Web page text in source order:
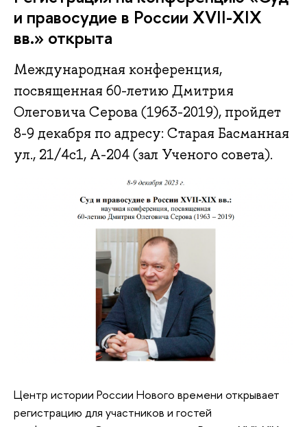
и правосудие в России XVII-XIX
вв.» открыта
Международная конференция,
посвященная 60-летию Дмитрия
Олеговича Серова (1963-2019), пройдет
8-9 декабря по адресу: Старая Басманная
ул., 21/4с1, А-204 (зал Ученого совета).
Центр истории России Нового времени открывает
регистрацию для участников и гостей